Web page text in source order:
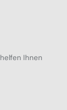
Ihnen